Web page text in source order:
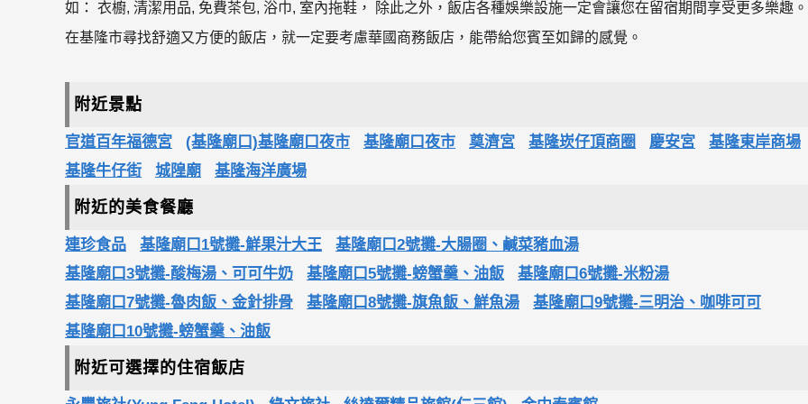
如： 衣櫥, 清潔用品, 免費茶包, 浴巾, 室內拖鞋， 除此之外，飯店各種娛樂設施一定會讓您在留宿期間享受更多樂趣
在基隆市尋找舒適又方便的飯店，就一定要考慮華國商務飯店，能帶給您賓至如歸的感覺。
附近景點
官道百年福德宮 (基隆廟口)基隆廟口夜市 基隆廟口夜市 奠濟宮 基隆崁仔頂商圈 慶安宮
基隆東岸商場
基隆牛仔街
城隍廟 基隆海洋廣場
附近的美食餐廳
連珍食品 基隆廟口1號攤-鮮果汁大王
基隆廟口2號攤-大腸圈、鹹菜豬血湯
基隆廟口3號攤-酸梅湯、可可牛奶
基隆廟口5號攤-螃蟹羹、油飯
基隆廟口6號攤-米粉湯
基隆廟口7號攤-魯肉飯、金針排骨
基隆廟口8號攤-旗魚飯、鮮魚湯
基隆廟口9號攤-三明治、咖啡可可
基隆廟口10號攤-螃蟹羹、油飯
附近可選擇的住宿飯店